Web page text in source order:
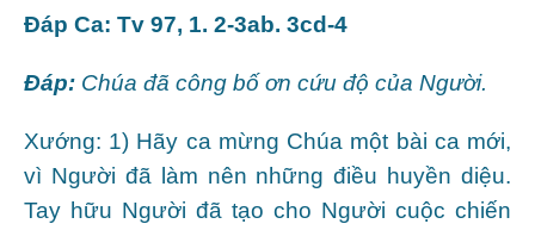
Ðáp Ca: Tv 97, 1. 2-3ab. 3cd-4
Ðáp: Chúa đã công bố ơn cứu độ của Người.
Xướng: 1) Hãy ca mừng Chúa một bài ca mới,
vì Người đã làm nên những điều huyền diệu.
Tay hữu Người đã tạo cho Người cuộc chiến